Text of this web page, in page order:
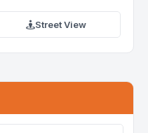
Street View